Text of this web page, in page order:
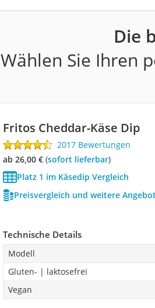
Die
Wählen Sie Ihren
Fritos Cheddar-Käse Dip
2017 Bewertungen
ab 26,00 €( Sofort lieferbar)
Platz 1 im Käsedip Vergleich
Preisvergleich und weitere
Technische Details
Modell
Gluten- | laktosefrei
Vegan